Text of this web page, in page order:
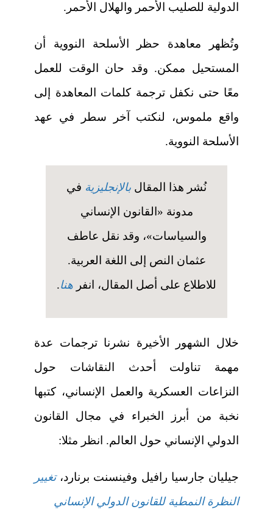
الدولية للصليب الأحمر والهلال الأحمر.
وتُظهر معاهدة حظر الأسلحة النووية أن
المستحيل ممكن. وقد حان الوقت للعمل
معًا حتى نكفل ترجمة كلمات المعاهدة إلى
واقع ملموس، لنكتب آخر سطر في عهد
الأسلحة النووية.
نُشر هذا المقال بالإنجليزية في
مدونة «القانون الإنساني
والسياسات»، وقد نقل عاطف
عثمان النص إلى اللغة العربية.
للاطلاع على أصل المقال، انفر هنا.
خلال الشهور الأخيرة نشرنا ترجمات عدة
مهمة تناولت أحدث النقاشات حول
النزاعات العسكرية والعمل الإنساني، كتبها
نخبة من أبرز الخبراء في مجال القانون
الدولي الإنساني حول العالم. انظر مثلا:
جيليان جارسيا رافيل وفينسنت برنارد،تغيير
النظرة النمطية للقانون الدولي الإنساني